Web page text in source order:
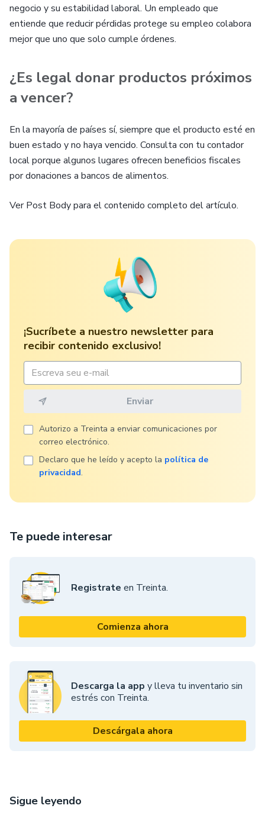
Te puede interesar
Registrate en Treinta.
Comienza ahora
Descarga la app y lleva tu inventario sin
estrés con Treinta.
Descárgala ahora
negocio y su estabilidad laboral. Un empleado que
entiende que reducir pérdidas protege su empleo colabora
mejor que uno que solo cumple órdenes.
¿Es legal donar productos próximos
a vencer?
En la mayoría de países sí, siempre que el producto esté en
buen estado y no haya vencido. Consulta con tu contador
local porque algunos lugares ofrecen beneficios fiscales
por donaciones a bancos de alimentos.
Ver Post Body para el contenido completo del artículo.
¡Sucríbete a nuestro newsletter para
recibir contenido exclusivo!
Autorizo ​​a Treinta a enviar comunicaciones por
correo electrónico.
Declaro que he leído y acepto la política de
privacidad.
Sigue leyendo